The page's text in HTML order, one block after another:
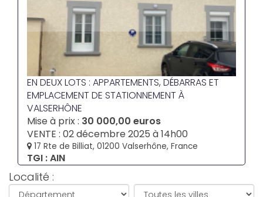
EN DEUX LOTS : APPARTEMENTS, DÉBARRAS ET
EMPLACEMENT DE STATIONNEMENT À
VALSERHÔNE
Mise à prix : 30 000,00 euros
VENTE : 02 décembre 2025 à 14h00
17 Rte de Billiat, 01200 Valserhône, France
TGI : AIN
Localité :